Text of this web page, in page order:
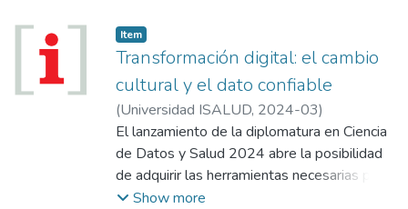
Item
Transformación digital: el cambio
cultural y el dato confiable
(Universidad ISALUD, 2024-03)
El lanzamiento de la diplomatura en Ciencia
de Datos y Salud 2024 abre la posibilidad
de adquirir las herramientas necesarias para
abordar el desafío cultural en las
Show more